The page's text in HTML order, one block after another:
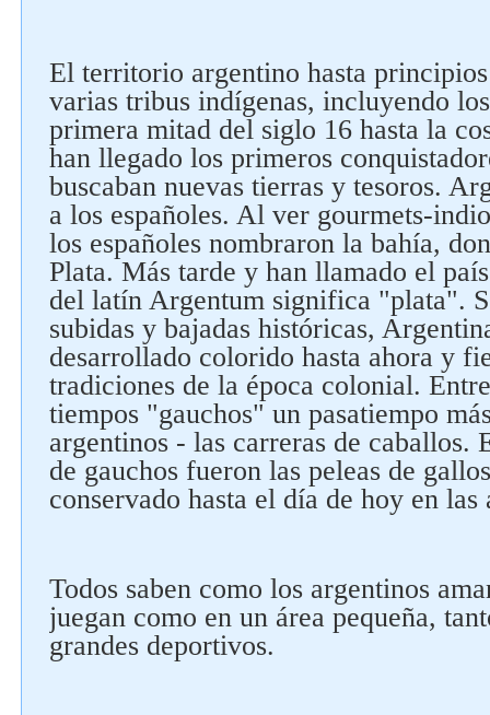
El territorio argentino hasta
varias tribus indígenas, incluyendo
primera mitad del siglo 16 hasta la
han llegado los primeros
buscaban nuevas tierras y tesoros.
a los españoles. Al ver gourmets-
los españoles nombraron la bahía,
Plata. Más tarde y han llamado el
del latín Argentum significa "plata".
subidas y bajadas históricas,
desarrollado colorido hasta ahora y
tradiciones de la época colonial.
tiempos "gauchos" un pasatiempo
argentinos - las carreras de caballos.
de gauchos fueron las peleas de
conservado hasta el día de hoy en las
Todos saben como los argentinos
juegan como en un área pequeña,
grandes deportivos.